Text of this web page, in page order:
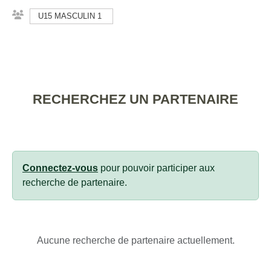
U15 MASCULIN 1
RECHERCHEZ UN PARTENAIRE
Connectez-vous pour pouvoir participer aux
recherche de partenaire.
Aucune recherche de partenaire actuellement.